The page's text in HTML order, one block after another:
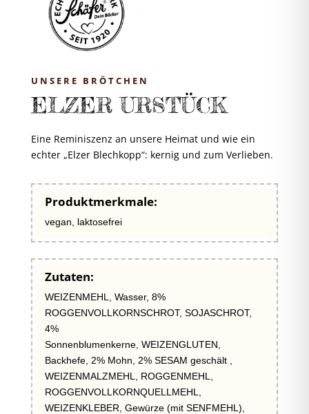
UNSERE BRÖTCHEN
ELZER URSTÜCK
Eine Reminiszenz an unsere Heimat und wie ein
echter „Elzer Blechkopp“: kernig und zum Verlieben.
Produktmerkmale:
vegan, laktosefrei
Zutaten:
WEIZENMEHL, Wasser, 8%
ROGGENVOLLKORNSCHROT, SOJASCHROT,
4%
Sonnenblumenkerne, WEIZENGLUTEN,
Backhefe, 2% Mohn, 2% SESAM geschält ,
WEIZENMALZMEHL, ROGGENMEHL,
ROGGENVOLLKORNQUELLMEHL,
WEIZENKLEBER, Gewürze (mit SENFMEHL),